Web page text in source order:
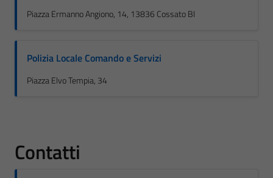
Piazza Ermanno Angiono, 14, 13836 Cossato BI
Polizia Locale Comando e Servizi
Piazza Elvo Tempia, 34
Contatti